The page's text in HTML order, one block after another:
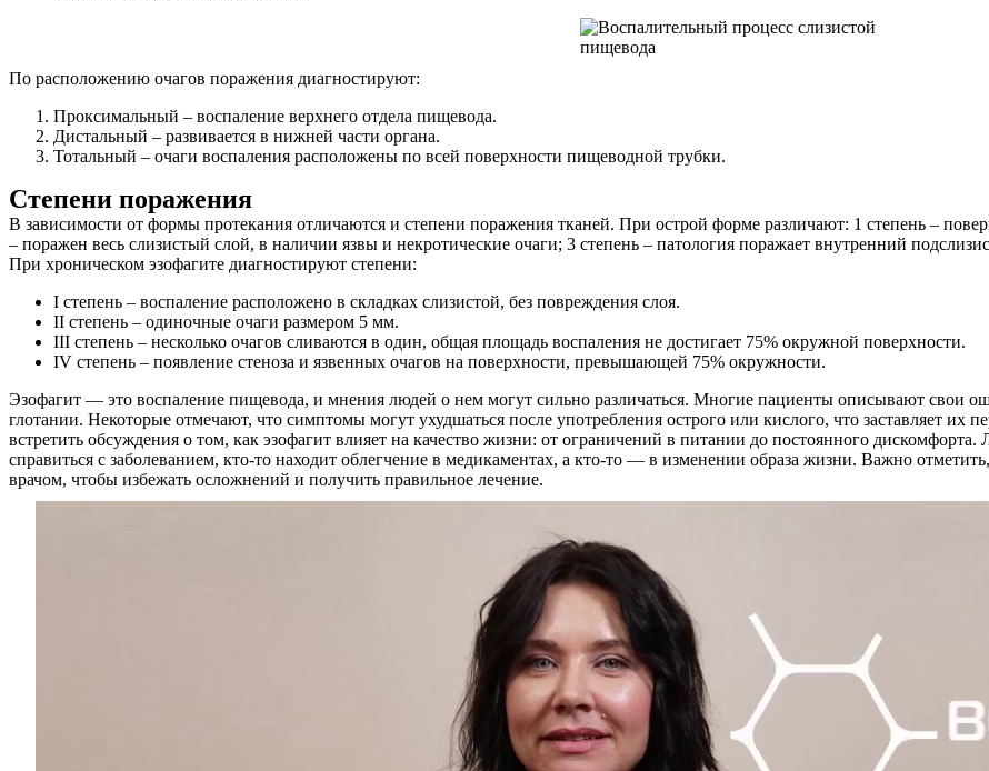
По расположению очагов поражения диагностируют:
Проксимальный – воспаление верхнего отдела пищевода.
Дистальный – развивается в нижней части органа.
Тотальный – очаги воспаления расположены по всей поверхности пищеводной трубки.
Степени поражения
В зависимости от формы протекания отличаются и степени поражения тканей. При острой форме различают: 1 степень –
– поражен весь слизистый слой, в наличии язвы и некротические очаги; 3 степень – патология поражает внутренний
При хроническом эзофагите диагностируют степени:
I степень – воспаление расположено в складках слизистой, без повреждения слоя.
II степень – одиночные очаги размером 5 мм.
III степень – несколько очагов сливаются в один, общая площадь воспаления не достигает 75% окружной поверхности.
IV степень – появление стеноза и язвенных очагов на поверхности, превышающей 75% окружности.
Эзофагит — это воспаление пищевода, и мнения людей о нем могут сильно различаться. Многие пациенты описывают свои
глотании. Некоторые отмечают, что симптомы могут ухудшаться после употребления острого или кислого, что заставляет их
встретить обсуждения о том, как эзофагит влияет на качество жизни: от ограничений в питании до постоянного
справиться с заболеванием, кто-то находит облегчение в медикаментах, а кто-то — в изменении образа жизни. Важно
врачом, чтобы избежать осложнений и получить правильное лечение.